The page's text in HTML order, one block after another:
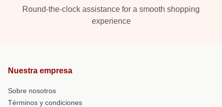
Round-the-clock assistance for a smooth shopping
experience
Nuestra empresa
Sobre nosotros
Términos y condiciones